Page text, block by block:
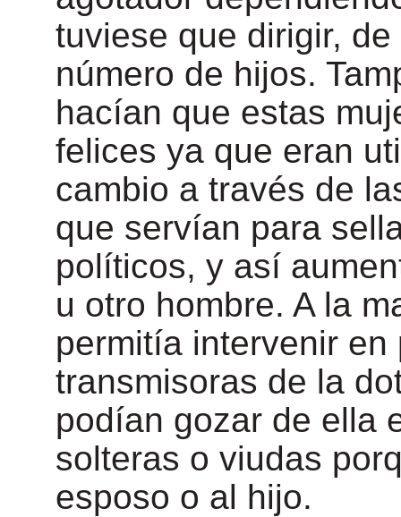
tuviese que dirigir,
número de hijos.
hacían que estas
felices ya que eran
cambio a través de
que servían para
políticos, y así
u otro hombre. A la
permitía intervenir
transmisoras de la
podían gozar de ella
solteras o viudas
esposo o al hijo.